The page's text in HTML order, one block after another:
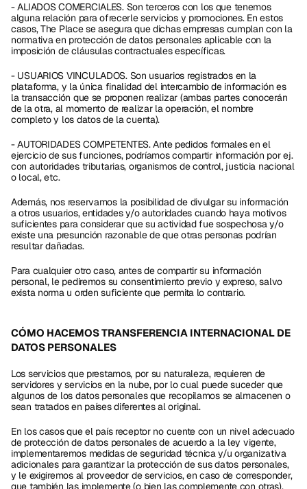
- ALIADOS COMERCIALES. Son terceros con los que tenemos
alguna relación para ofrecerle servicios y promociones. En estos
casos, The Place se asegura que dichas empresas cumplan con la
normativa en protección de datos personales aplicable con la
imposición de cláusulas contractuales específicas.
- USUARIOS VINCULADOS. Son usuarios registrados en la
plataforma, y la única finalidad del intercambio de información es
la transacción que se proponen realizar (ambas partes conocerán
de la otra, al momento de realizar la operación, el nombre
completo y los datos de la cuenta).
- AUTORIDADES COMPETENTES. Ante pedidos formales en el
ejercicio de sus funciones, podríamos compartir información por ej.
con autoridades tributarias, organismos de control, justicia nacional
o local, etc.
Además, nos reservamos la posibilidad de divulgar su información
a otros usuarios, entidades y/o autoridades cuando haya motivos
suficientes para considerar que su actividad fue sospechosa y/o
existe una presunción razonable de que otras personas podrían
resultar dañadas.
Para cualquier otro caso, antes de compartir su información
personal, le pediremos su consentimiento previo y expreso, salvo
exista norma u orden suficiente que permita lo contrario.
CÓMO HACEMOS TRANSFERENCIA INTERNACIONAL DE
DATOS PERSONALES
Los servicios que prestamos, por su naturaleza, requieren de
servidores y servicios en la nube, por lo cual puede suceder que
algunos de los datos personales que recopilamos se almacenen o
sean tratados en países diferentes al original.
En los casos que el país receptor no cuente con un nivel adecuado
de protección de datos personales de acuerdo a la ley vigente,
implementaremos medidas de seguridad técnica y/u organizativa
adicionales para garantizar la protección de sus datos personales,
y le exigiremos al proveedor de servicios, en caso de corresponder,
que también las implemente (o bien las complemente con otras).